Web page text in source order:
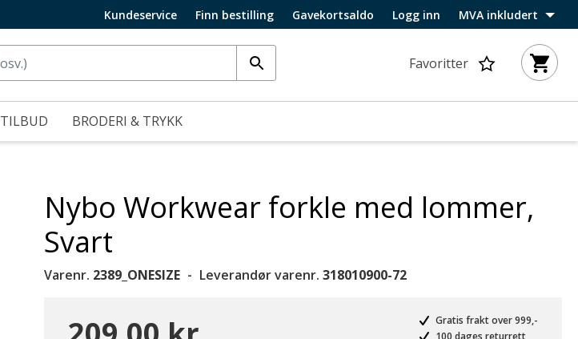
Kundeservice Finn bestilling Gavekortsaldo Logg inn MVA inkludert
Favoritter
TILBUD BRODERI & TRYKK
Nybo Workwear forkle med lommer,
Svart
Varenr. 2389_ONESIZE Leverandør varenr. 318010900-72
Gratis frakt over 999,-
100 dages returrett